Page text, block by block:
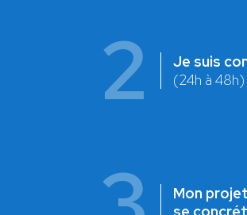
2
Je suis
(24h à 48h)
Mon projet